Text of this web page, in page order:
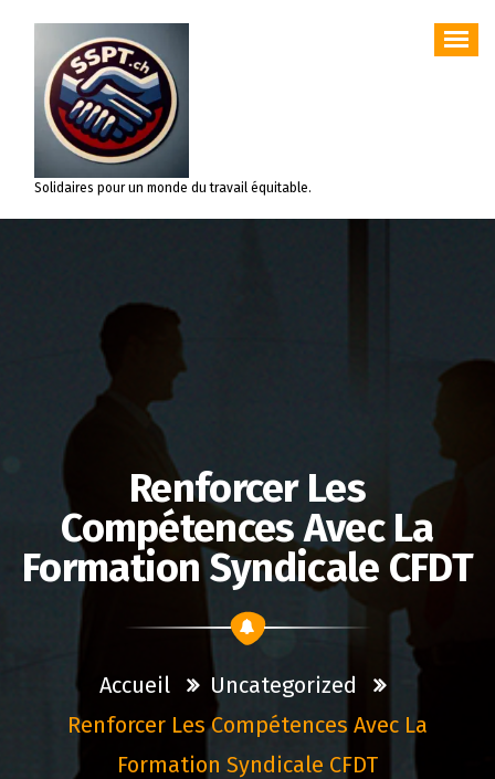
contenu
Solidaires pour un monde du travail équitable.
Renforcer Les
Compétences Avec La
Formation Syndicale CFDT
Accueil
Uncategorized
Renforcer Les Compétences Avec La
Formation Syndicale CFDT